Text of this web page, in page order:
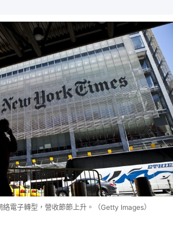
絡電子轉型，營收節節上升。（Getty Images）